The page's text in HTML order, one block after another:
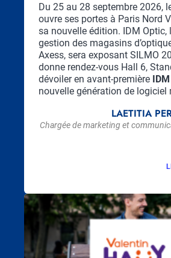
Chapo
Du 25 au 28 septembre 2026,
ouvre ses portes à Paris Nord
sa nouvelle édition. IDM Optic,
gestion des magasins
Axess, sera exposant SILMO
donne rendez-vous Hall 6,
dévoiler en avant-première
nouvelle génération de logiciel
LAETITIA
Chargée de marketing et
Visuel
principal